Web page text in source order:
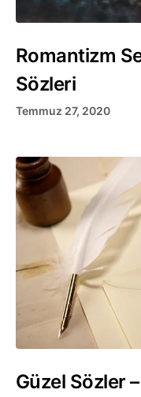
Romantizm
Sözleri
Temmuz 27, 2020
Güzel Sözler